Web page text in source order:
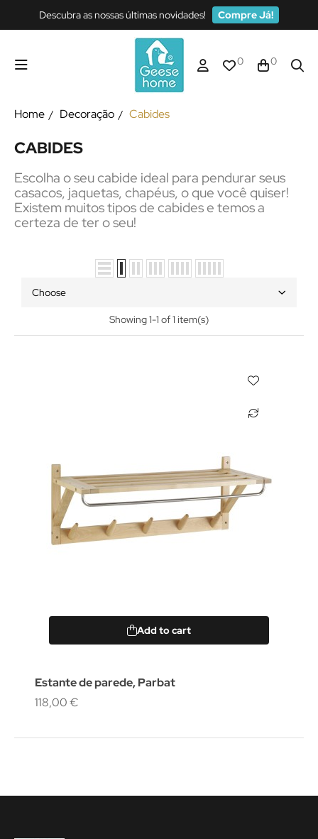
Descubra as nossas últimas novidades! Compre Já!
0 0
Home Decoração Cabides
CABIDES
Escolha o seu cabide ideal para pendurar seus
casacos, jaquetas, chapéus, o que você quiser!
Existem muitos tipos de cabides e temos a
certeza de ter o seu!
Choose
Showing 1-1 of 1 item(s)
Add to cart
Estante de parede, Parbat
118,00 €